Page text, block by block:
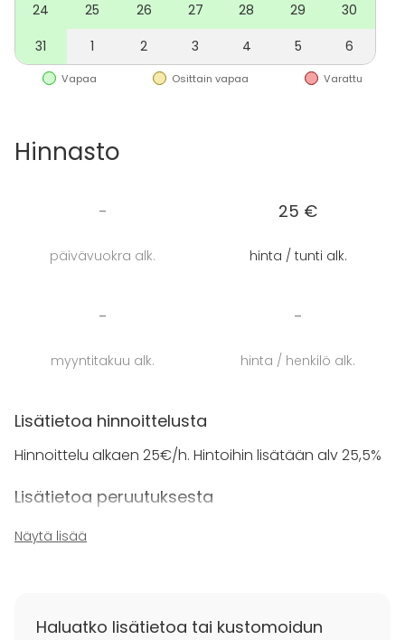
24
25 26 27 28 29
30
31
1 2 3 4 5 6
Vapaa Osittain vapaa Varattu
Hinnasto
-
päivävuokra alk.
25 €
hinta / tunti alk.
-
myyntitakuu alk.
-
hinta / henkilö alk.
Lisätietoa hinnoittelusta
Hinnoittelu alkaen 25€/h. Hintoihin lisätään alv 25,5%
Lisätietoa peruutuksesta
Peruutus tulee tehdä viimeistään 48 tuntia ennen
Näytä lisää
Haluatko lisätietoa tai kustomoidun